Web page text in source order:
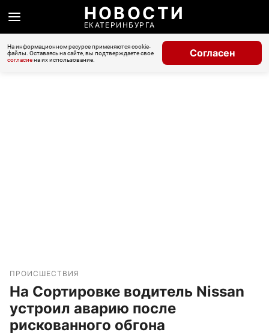
НОВОСТИ
ЕКАТЕРИНБУРГА
На информационном ресурсе применяются cookie-
файлы. Оставаясь на сайте, вы подтверждаете свое
согласиена их использование.
Согласен
ПРОИСШЕСТВИЯ
На Сортировке водитель Nissan
устроил аварию после
рискованного обгона